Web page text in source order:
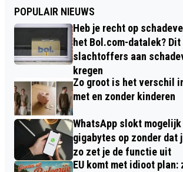
POPULAIR NIEUWS
Heb je recht op
het Bol.com-datalek?
slachtoffers aan
kregen
Zo groot is het verschil
met en zonder kinderen
WhatsApp slokt
gigabytes op zonder dat
zo zet je de functie uit
EU komt met idioot plan: